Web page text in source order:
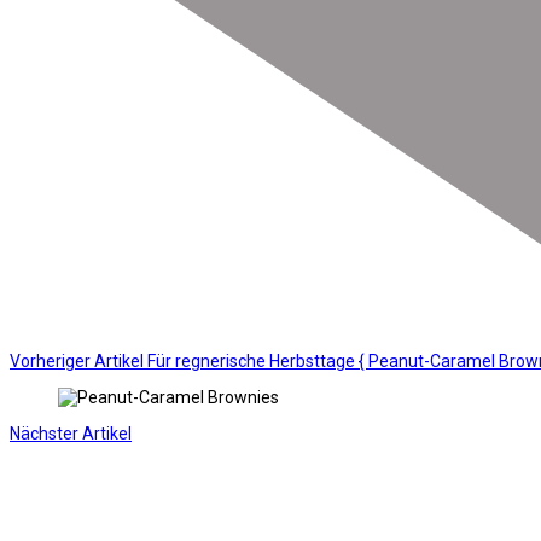
Vorheriger Artikel Für regnerische Herbsttage { Peanut-Caramel
Nächster Artikel